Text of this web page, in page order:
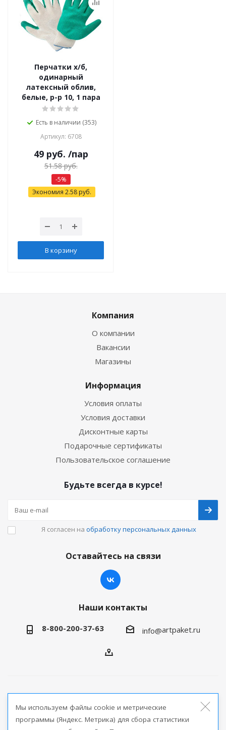
Перчатки х/б,
одинарный
латексный облив,
белые, р-р 10, 1 пара
Есть в наличии (353)
Артикул: 6708
49руб. /пар
51.58руб.
-5%
Экономия 2.58руб.
В корзину
Компания
О компании
Вакансии
Магазины
Информация
Условия оплаты
Условия доставки
Дисконтные карты
Подарочные сертификаты
Пользовательское соглашение
Будьте всегда в курсе!
Я согласен на обработку персональных данных
Оставайтесь на связи
Наши контакты
8-800-200-37-63 info@artpaket.ru
продукции
Мы используем файлы cookie и метрические
программы (Яндекс. Метрика) для сбора статистики